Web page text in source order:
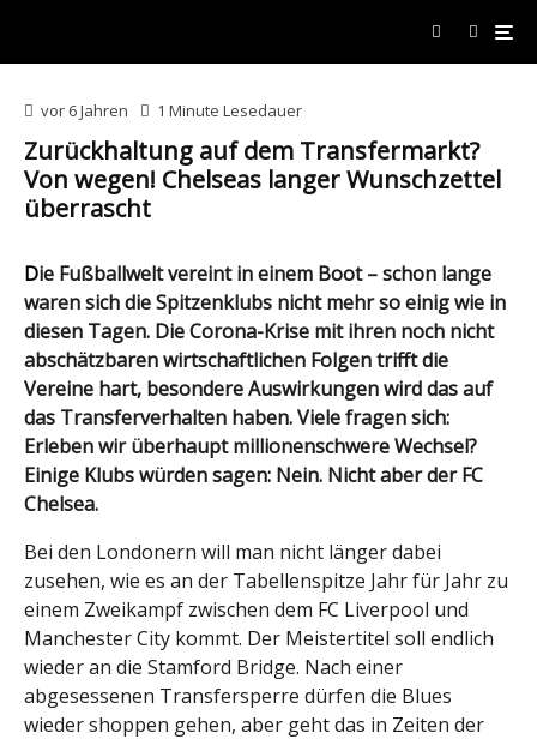
vor 6 Jahren 1 Minute Lesedauer
Zurückhaltung auf dem Transfermarkt?
Von wegen! Chelseas langer Wunschzettel
überrascht
Die Fußballwelt vereint in einem Boot – schon lange
waren sich die Spitzenklubs nicht mehr so einig wie in
diesen Tagen. Die Corona-Krise mit ihren noch nicht
abschätzbaren wirtschaftlichen Folgen trifft die
Vereine hart, besondere Auswirkungen wird das auf
das Transferverhalten haben. Viele fragen sich:
Erleben wir überhaupt millionenschwere Wechsel?
Einige Klubs würden sagen: Nein. Nicht aber der FC
Chelsea.
Bei den Londonern will man nicht länger dabei
zusehen, wie es an der Tabellenspitze Jahr für Jahr zu
einem Zweikampf zwischen dem FC Liverpool und
Manchester City kommt. Der Meistertitel soll endlich
wieder an die Stamford Bridge. Nach einer
abgesessenen Transfersperre dürfen die Blues
wieder shoppen gehen, aber geht das in Zeiten der